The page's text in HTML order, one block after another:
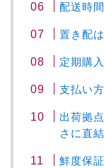
配送時
置き配
定期購
支払い
出荷拠
さに直結
鮮度保